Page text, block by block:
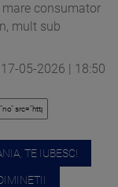
mare consumator
mult sub
17-05-2026 | 18:50
TE IUBESC!